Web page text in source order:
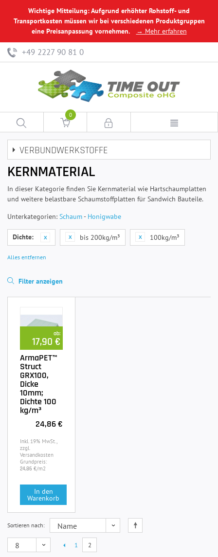
Wichtige Mitteilung: Aufgrund erhöhter Rohstoff- und
Transportkosten müssen wir bei verschiedenen Produktgruppen
eine Preisanpassung vornehmen.
→ Mehr erfahren
+49 2227 90 81 0
0
VERBUNDWERKSTOFFE
KERNMATERIAL
In dieser Kategorie finden Sie Kernmaterial wie Hartschaumplatten
und weitere belastbare Schaumstoffplatten für Sandwich Bauteile.
Unterkategorien: Schaum- Honigwabe
Dichte: bis 200kg/m³ 100kg/m³
Alles entfernen
Filter anzeigen
ab:
17,90 €
ArmaPET™
Struct
GRX100,
Dicke
10mm;
Dichte 100
kg/m³
24,86 €
Inkl. 19% MwSt.,
zzgl.
Versandkosten
Grundpreis:
24,86 €/m2
In den
Warenkorb
Sortieren nach
1 2